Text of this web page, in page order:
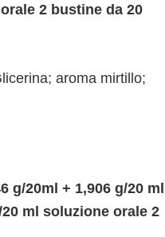
2 bustine da 20
aroma mirtillo;
g/20ml + 1,906 g/20 ml
ml soluzione orale 2